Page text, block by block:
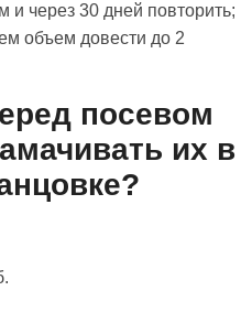
и через 30 дней повторить;
объем довести до 2
посевом
их в